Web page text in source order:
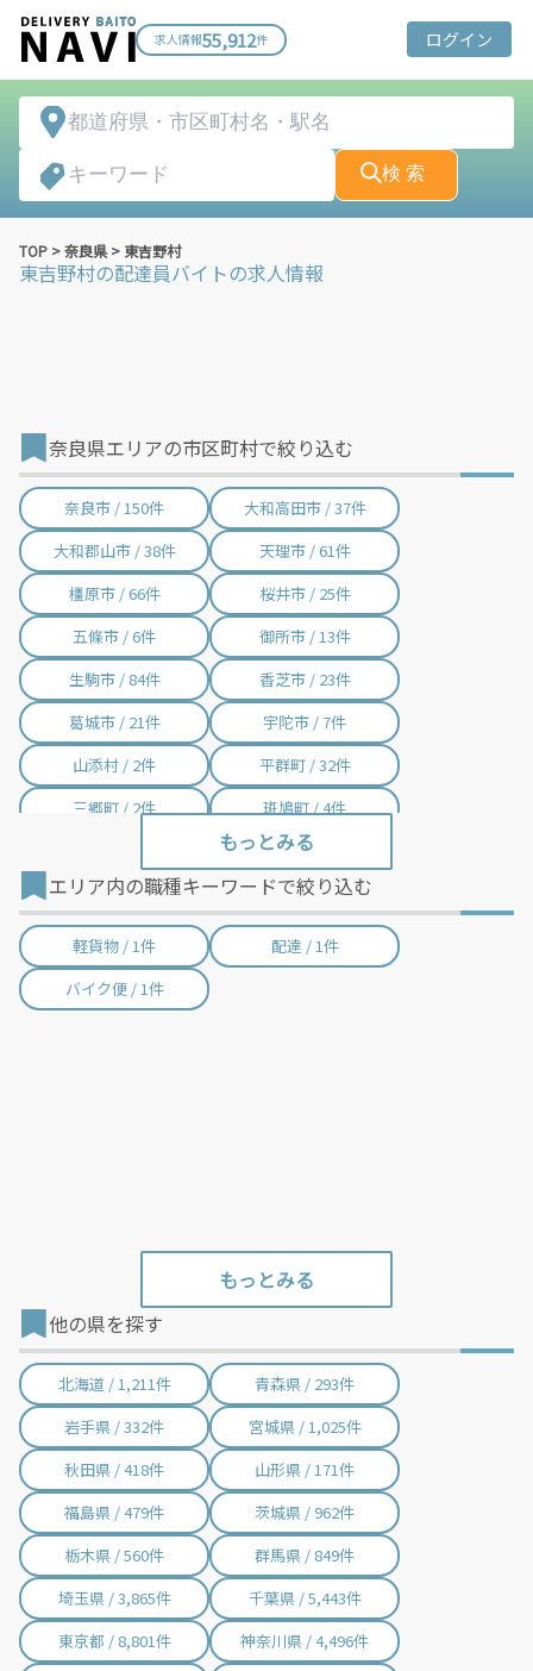
求人情報55,912件 ログイン
検 索
TOP >奈良県> 東吉野村
東吉野村の配達員バイトの求人情報
奈良県エリアの市区町村で絞り込む
奈良市 / 150件
大和高田市 / 37件
大和郡山市 / 38件
天理市 / 61件
橿原市 / 66件
桜井市 / 25件
五條市 / 6件
御所市 / 13件
生駒市 / 84件
香芝市 / 23件
葛城市 / 21件
宇陀市 / 7件
山添村 / 2件
平群町 / 32件
三郷町 / 2件
斑鳩町 / 4件
川西町 / 21件
三宅町 / 1件
田原本町 / 9件
曽爾村 / 1件
高取町 / 4件
明日香村 / 2件
エリア内の職種キーワードで絞り込む
軽貨物 / 1件
配達 / 1件
バイク便 / 1件
他の県を探す
北海道 / 1,211件
青森県 / 293件
岩手県 / 332件
宮城県 / 1,025件
秋田県 / 418件
山形県 / 171件
福島県 / 479件
茨城県 / 962件
栃木県 / 560件
群馬県 / 849件
埼玉県 / 3,865件
千葉県 / 5,443件
東京都 / 8,801件
神奈川県 / 4,496件